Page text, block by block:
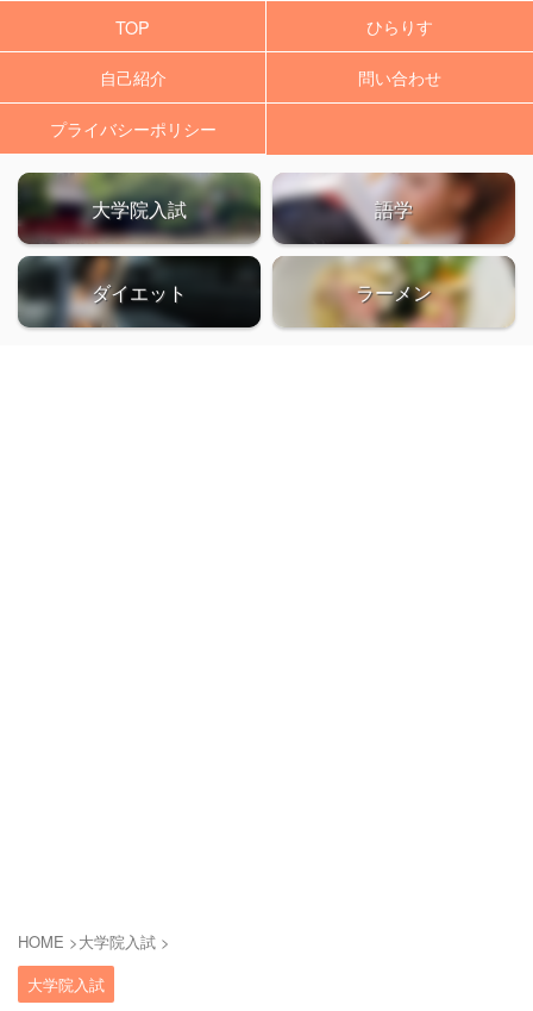
TOP ひらりす
自己紹介 問い合わせ
プライバシーポリシー
大学院入試 語学
ダイエット ラーメン
HOME >大学院入試 >
大学院入試